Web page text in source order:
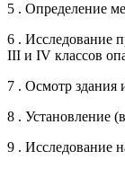
5 . Определение
6 . Исследование
III и IV классов
7 . Осмотр здания
8 . Установление
9 . Исследование